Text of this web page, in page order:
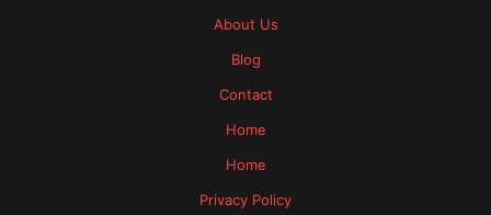
About Us
Blog
Contact
Home
Home
Privacy Policy